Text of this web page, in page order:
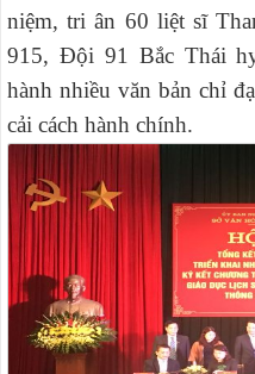
niệm, tri ân 60 liệt sĩ
915, Đội 91 Bắc Thái
hành nhiều văn bản chỉ
cải cách hành chính.